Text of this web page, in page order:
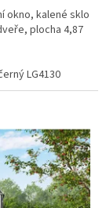
okno, kalené sklo
plocha 4,87
LG4130